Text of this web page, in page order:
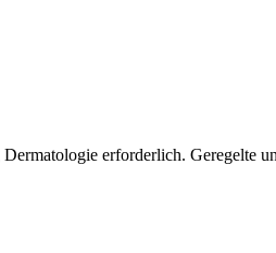
erforderlich. Geregelte